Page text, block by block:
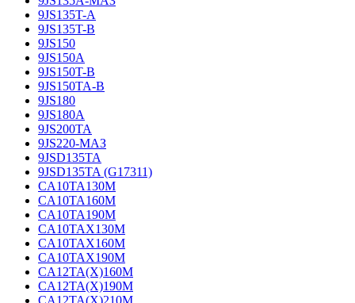
9JS135T-A
9JS135T-B
9JS150
9JS150A
9JS150T-B
9JS150TA-B
9JS180
9JS180A
9JS200TA
9JS220-МАЗ
9JSD135TA
9JSD135TA (G17311)
CA10TA130M
CA10TA160M
CA10TA190M
CA10TAX130M
CA10TAX160M
CA10TAX190M
CA12TA(X)160M
CA12TA(X)190M
CA12TA(X)210M